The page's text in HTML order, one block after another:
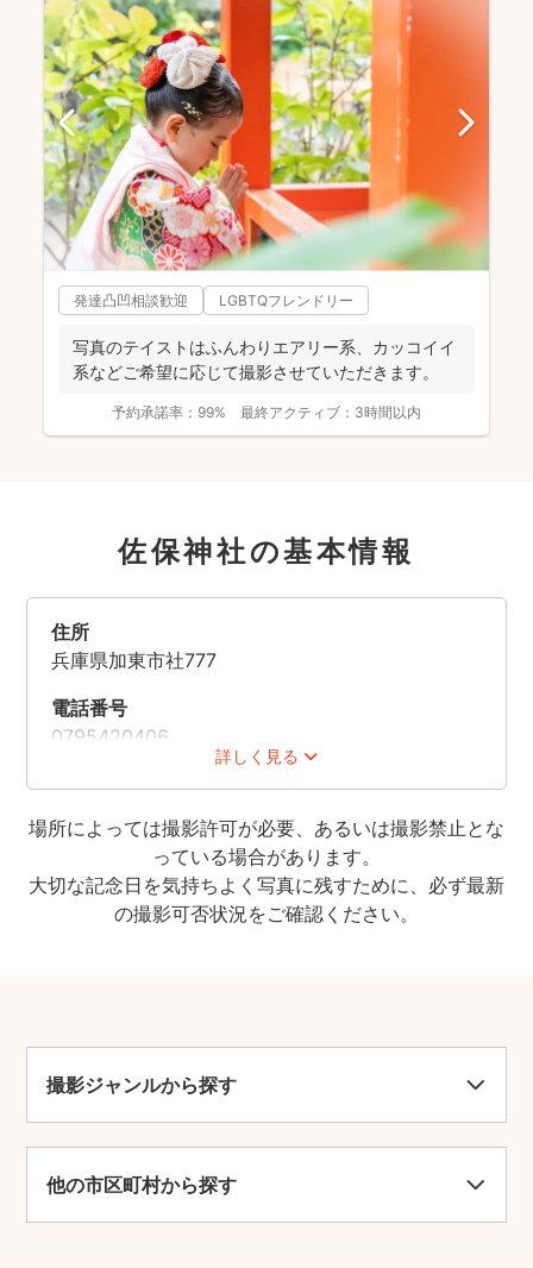
発達凸凹相談歓迎 LGBTQフレンドリー
写真のテイストはふんわりエアリー系、カッコイイ
系などご希望に応じて撮影させていただきます。
予約承諾率： 99% 最終アクティブ： 3時間以内
佐保神社の基本情報
詳しく見る
住所
兵庫県加東市社777
電話番号
0795420406
場所によっては撮影許可が必要、あるいは撮影禁止とな
っている場合があります。
大切な記念日を気持ちよく写真に残すために、必ず最新
の撮影可否状況をご確認ください。
撮影ジャンルから探す
他の市区町村から探す